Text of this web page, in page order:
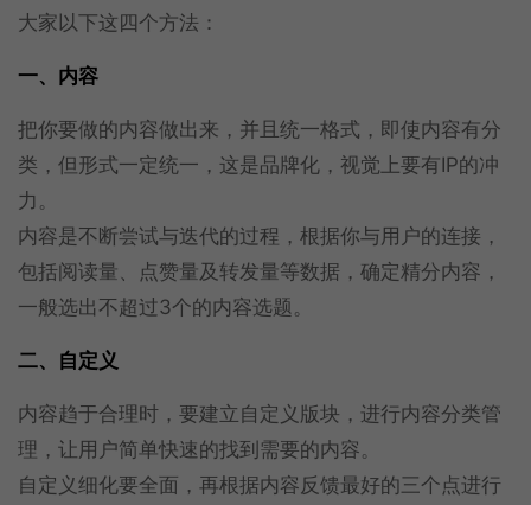
大家以下这四个方法：
一、内容
把你要做的内容做出来，并且统一格式，即使内容有分
类，但形式一定统一，这是品牌化，视觉上要有IP的冲
力。
内容是不断尝试与迭代的过程，根据你与用户的连接，
包括阅读量、点赞量及转发量等数据，确定精分内容，
一般选出不超过3个的内容选题。
二、自定义
内容趋于合理时，要建立自定义版块，进行内容分类管
理，让用户简单快速的找到需要的内容。
自定义细化要全面，再根据内容反馈最好的三个点进行